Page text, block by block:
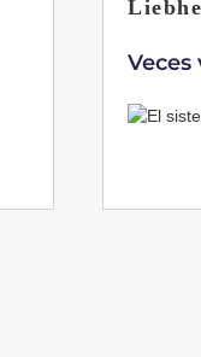
Veces